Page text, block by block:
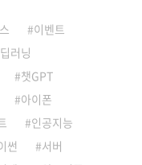
이벤트
딥러닝
챗GPT
아이폰
인공지능
썬
서버